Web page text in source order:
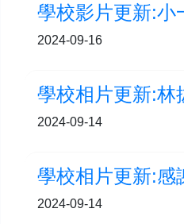
2024-09-16
2024-09-14
2024-09-14